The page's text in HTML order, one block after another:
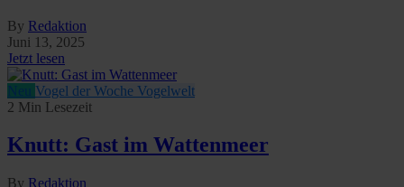
By Redaktion
Juni 13, 2025
Jetzt lesen
Vogel der Woche Vogelwelt
2 Min Lesezeit
Knutt: Gast im Wattenmeer
By Redaktion